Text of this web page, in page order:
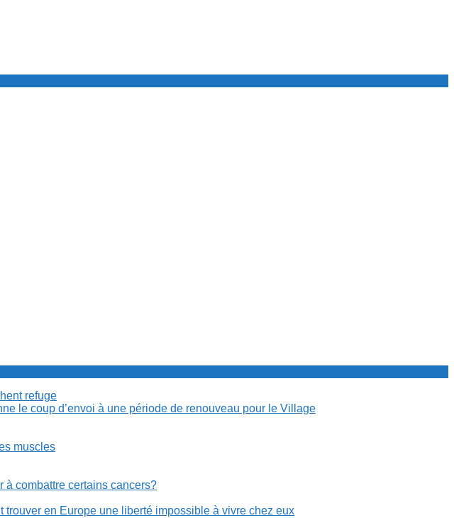
refuge
le coup d’envoi à une période de renouveau pour le Village
muscles
à combattre certains cancers?
en Europe une liberté impossible à vivre chez eux